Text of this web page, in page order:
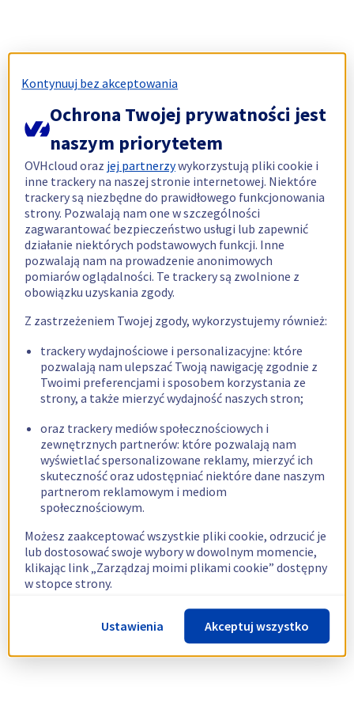
Kontynuuj bez akceptowania
Ochrona Twojej prywatności jest
naszym priorytetem
OVHcloud oraz jej partnerzywykorzystują pliki cookie i
inne trackery na naszej stronie internetowej. Niektóre
trackery są niezbędne do prawidłowego funkcjonowania
strony. Pozwalają nam one w szczególności
zagwarantować bezpieczeństwo usługi lub zapewnić
działanie niektórych podstawowych funkcji. Inne
pozwalają nam na prowadzenie anonimowych
pomiarów oglądalności. Te trackery są zwolnione z
obowiązku uzyskania zgody.
Z zastrzeżeniem Twojej zgody, wykorzystujemy również:
trackery wydajnościowe i personalizacyjne: które
pozwalają nam ulepszać Twoją nawigację zgodnie z
Twoimi preferencjami i sposobem korzystania ze
strony, a także mierzyć wydajność naszych stron;
oraz trackery mediów społecznościowych i
zewnętrznych partnerów: które pozwalają nam
wyświetlać spersonalizowane reklamy, mierzyć ich
skuteczność oraz udostępniać niektóre dane naszym
partnerom reklamowym i mediom
społecznościowym.
Możesz zaakceptować wszystkie pliki cookie, odrzucić je
lub dostosować swoje wybory w dowolnym momencie,
klikając link „Zarządzaj moimi plikami cookie” dostępny
w stopce strony.
Więcej informacji znajdziesz w naszejpolityce
dotyczącej wykorzystywania plików cookie.
Ustawienia Akceptuj wszystko